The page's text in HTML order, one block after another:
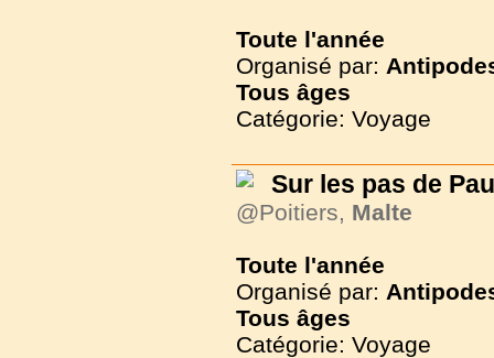
Toute l'année
Organisé par:
Tous âges
Catégorie: Voyage
Sur les pas de
@Poitiers, Malte
Toute l'année
Organisé par:
Tous âges
Catégorie: Voyage